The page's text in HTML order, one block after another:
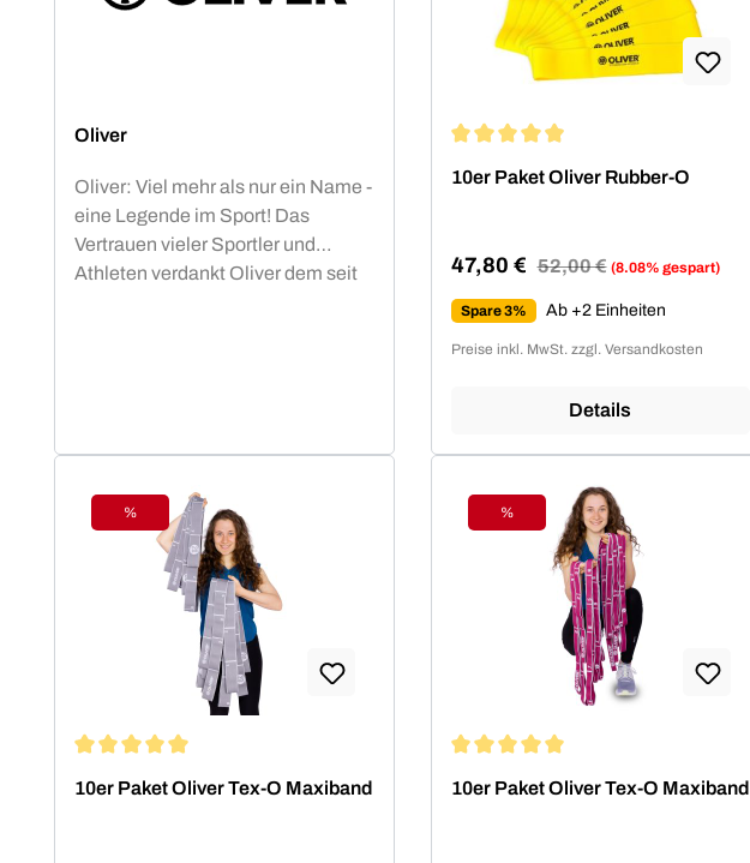
Oliver
Oliver: Viel mehr als nur ein Name -
eine Legende im Sport! Das
Vertrauen vieler Sportler und
Athleten verdankt Oliver dem seit
Langhantel, sowie die Rubber-O
und Tex-O Bänder haben sich in
Studios, Vereinen und Therapie
Einrichtungen nachhaltig bewährt
und sind zu Recht beliebt bei den
10er Paket Oliver Rubber-O
Verkaufspreis:
47,80 € Regulärer Preis:
52,00 € (8.08% gespart)
Spare 3% Ab +2 Einheiten
Preise inkl. MwSt. zzgl. Versandkosten
Details
Rabatt
%
10er Paket Oliver Tex-O Maxiband
Rabatt
%
10er Paket Oliver Tex-O Maxiband